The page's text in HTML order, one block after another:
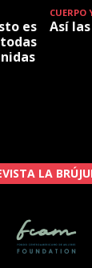
es
CUERPO
Así
LA